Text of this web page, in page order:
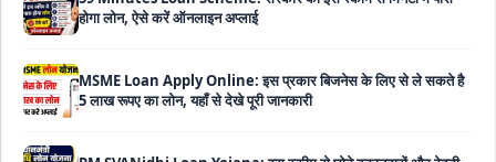
MSME Loan Apply Online: इस प्रकार बिजनेस के लिए से ले सकते है
PM SVANidhi Loan Yojana: इस स्कीम से छोटे दुकानदारों और रेहड़ी-